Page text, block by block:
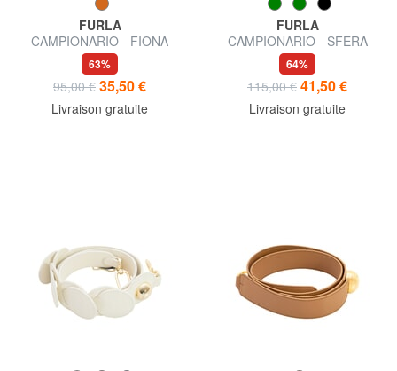
FURLA
CAMPIONARIO - FIONA
Bandoulière de sac en cuir
63%
95,00 € 35,50 €
Livraison gratuite
FURLA
CAMPIONARIO - SFERA
bandoulière en cuir
64%
115,00 € 41,50 €
Livraison gratuite